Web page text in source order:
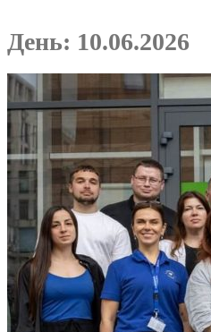
День: 10.06.2026